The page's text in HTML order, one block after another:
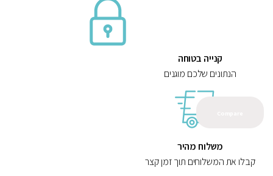
קנייה בטוחה
הנתונים שלכם מוגנים
משלוח מהיר
קבלו את המשלוחים תוך זמן קצר